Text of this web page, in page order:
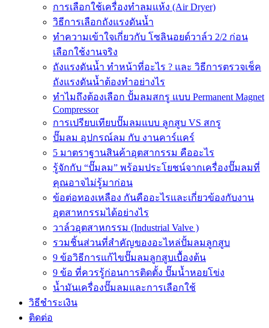
การเลือกใช้เครื่องทำลมแห้ง (Air Dryer)
วิธีการเลือกถังแรงดันน้ำ
ทำความเข้าใจเกี่ยวกับ โซลินอยด์วาล์ว 2/2 ก่อน
เลือกใช้งานจริง
ถังแรงดันน้ำ ทำหน้าที่อะไร ? และ วิธีการตรวจเช็ค
ถังแรงดันน้ำต้องทำอย่างไร
ทำไมถึงต้องเลือก ปั้มลมสกรู แบบ Permanent Magnet
Compressor
การเปรียบเทียบปั๊มลมแบบ ลูกสูบ VS สกรู
ปั๊มลม อุปกรณ์ลม กับ งานคาร์แคร์
5 มาตราฐานสินค้าอุตสากรรม คืออะไร
รู้จักกับ “ปั๊มลม” พร้อมประโยชน์จากเครื่องปั๊มลมที่
คุณอาจไม่รู้มาก่อน
ข้อต่อทองเหลือง กันคืออะไรและเกี่ยวข้องกับงาน
อุตสาหกรรมได้อย่างไร
วาล์วอุตสาหกรรม (Industrial Valve )
รวมชิ้นส่วนที่สำคัญของอะไหล่ปั้มลมลูกสูบ
9 ข้อวิธีการแก้ไขปั๊มลมลูกสูบเบื้องต้น
9 ข้อ ที่ควรรู้ก่อนการติดตั้ง ปั๊มน้ำหอยโข่ง
น้ำมันเครื่องปั๊มลมและการเลือกใช้
วิธีชำระเงิน
ติดต่อ